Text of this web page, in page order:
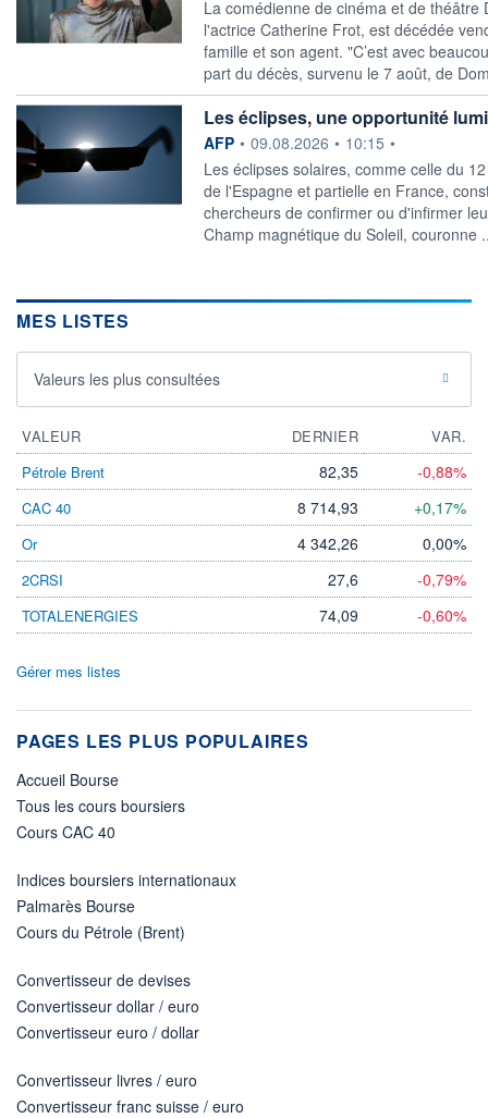
La comédienne de cinéma et de
l'actrice Catherine Frot, est décédée
famille et son agent. "C’est avec
part du décès, survenu le 7 août, de
Les éclipses, une opportunité
information fournie par
AFP • 09.08.2026 • 10:15 •
Les éclipses solaires, comme celle du
de l'Espagne et partielle en France,
chercheurs de confirmer ou d'infirmer
Champ magnétique du Soleil, couronne
MES LISTES
Valeurs les plus consultées
VALEUR DERNIER
VAR.
Pétrole Brent
82,35 -0,88%
CAC 40 8 714,93 +0,17%
Or 4 342,26 0,00%
2CRSI 27,6 -0,79%
TOTALENERGIES 74,09 -0,60%
Gérer mes listes
PAGES LES PLUS POPULAIRES
Accueil Bourse
Tous les cours boursiers
Cours CAC 40
Indices boursiers internationaux
Palmarès Bourse
Cours du Pétrole (Brent)
Convertisseur de devises
Convertisseur dollar / euro
Convertisseur euro / dollar
Convertisseur livres / euro
Convertisseur franc suisse / euro